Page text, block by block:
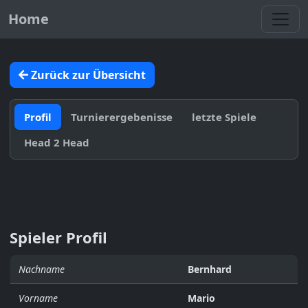
Home
Zurück zur Übersicht
Profil Turnierergebenisse
letzte Spiele
Head 2 Head
Spieler Profil
Nachname Bernhard
Vorname Mario